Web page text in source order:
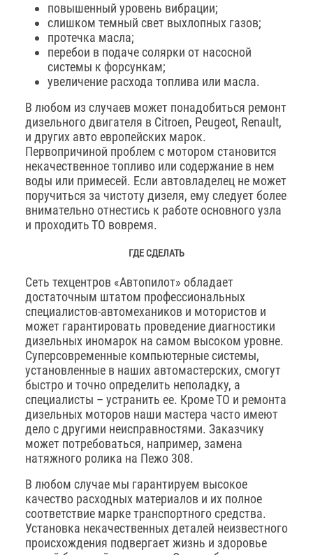
повышенный уровень вибрации;
слишком темный свет выхлопных газов;
протечка масла;
перебои в подаче солярки от насосной
системы к форсункам;
увеличение расхода топлива или масла.
В любом из случаев может понадобиться ремонт
дизельного двигателя в Citroen, Peugeot, Renault,
и других авто европейских марок.
Первопричиной проблем с мотором становится
некачественное топливо или содержание в нем
воды или примесей. Если автовладелец не может
поручиться за чистоту дизеля, ему следует более
внимательно отнестись к работе основного узла
и проходить ТО вовремя.
ГДЕ СДЕЛАТЬ
Сеть техцентров «Автопилот» обладает
достаточным штатом профессиональных
специалистов-автомехаников и мотористов и
может гарантировать проведение диагностики
дизельных иномарок на самом высоком уровне.
Суперсовременные компьютерные системы,
установленные в наших автомастерских, смогут
быстро и точно определить неполадку, а
специалисты – устранить ее. Кроме ТО и ремонта
дизельных моторов наши мастера часто имеют
дело с другими неисправностями. Заказчику
может потребоваться, например, замена
натяжного ролика на Пежо 308.
В любом случае мы гарантируем высокое
качество расходных материалов и их полное
соответствие марке транспортного средства.
Установка некачественных деталей неизвестного
происхождения подвергает жизнь и здоровье